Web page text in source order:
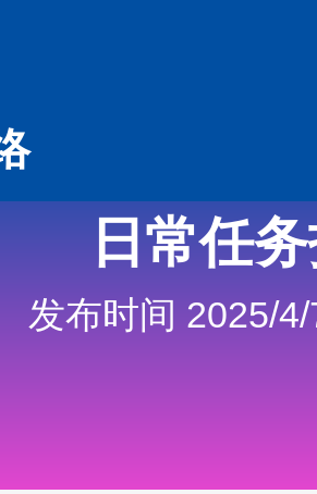
日常任
发布时间 2025/